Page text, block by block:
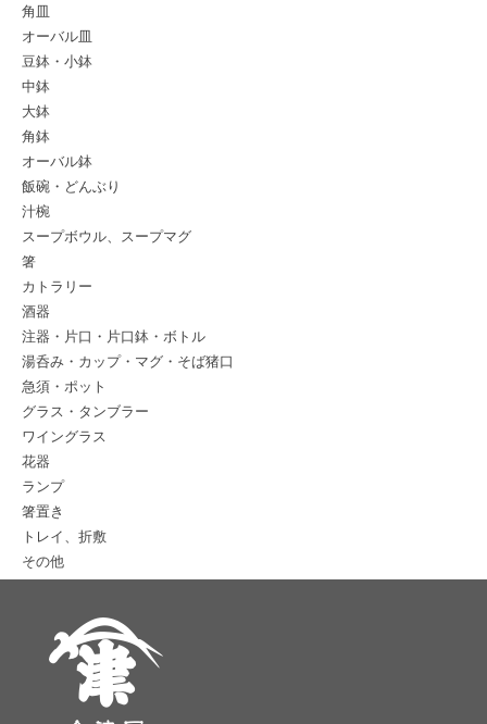
角皿
オーバル皿
豆鉢・小鉢
中鉢
大鉢
角鉢
オーバル鉢
飯碗・どんぶり
汁椀
スープボウル、スープマグ
箸
カトラリー
酒器
注器・片口・片口鉢・ボトル
湯呑み・カップ・マグ・そば猪口
急須・ポット
グラス・タンブラー
ワイングラス
花器
ランプ
箸置き
トレイ、折敷
その他